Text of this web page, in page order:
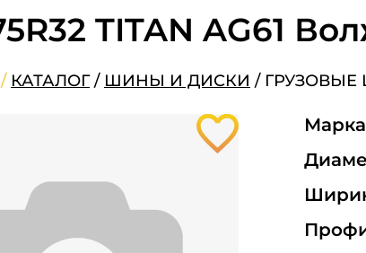
TITAN AG61
/ КАТАЛОГ/ ШИНЫ И ДИСКИ /